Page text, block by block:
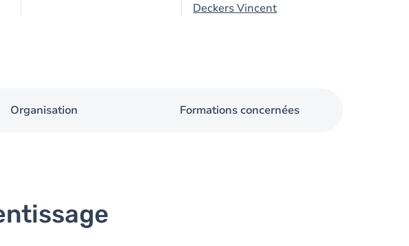
Deckers Vincent
Organisation Formations concernées